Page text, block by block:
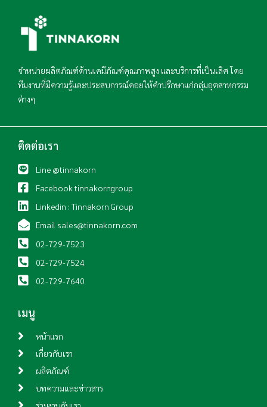
จำหน่ายผลิตภัณฑ์ด้านเคมีภัณฑ์คุณภาพสูง และบริการที่เป็นเลิศ โดย
ทีมงานที่มีความรู้และประสบการณ์คอยให้คำปรึกษาแก่กลุ่มอุตสาหกรรม
ต่างๆ
ติดต่อเรา
Line @tinnakorn
Facebook tinnakorngroup
Linkedin : Tinnakorn Group
Email sales@tinnakorn.com
02-729-7523
02-729-7524
02-729-7640
เมนู
หน้าแรก
เกี่ยวกับเรา
ผลิตภัณฑ์
บทความและข่าวสาร